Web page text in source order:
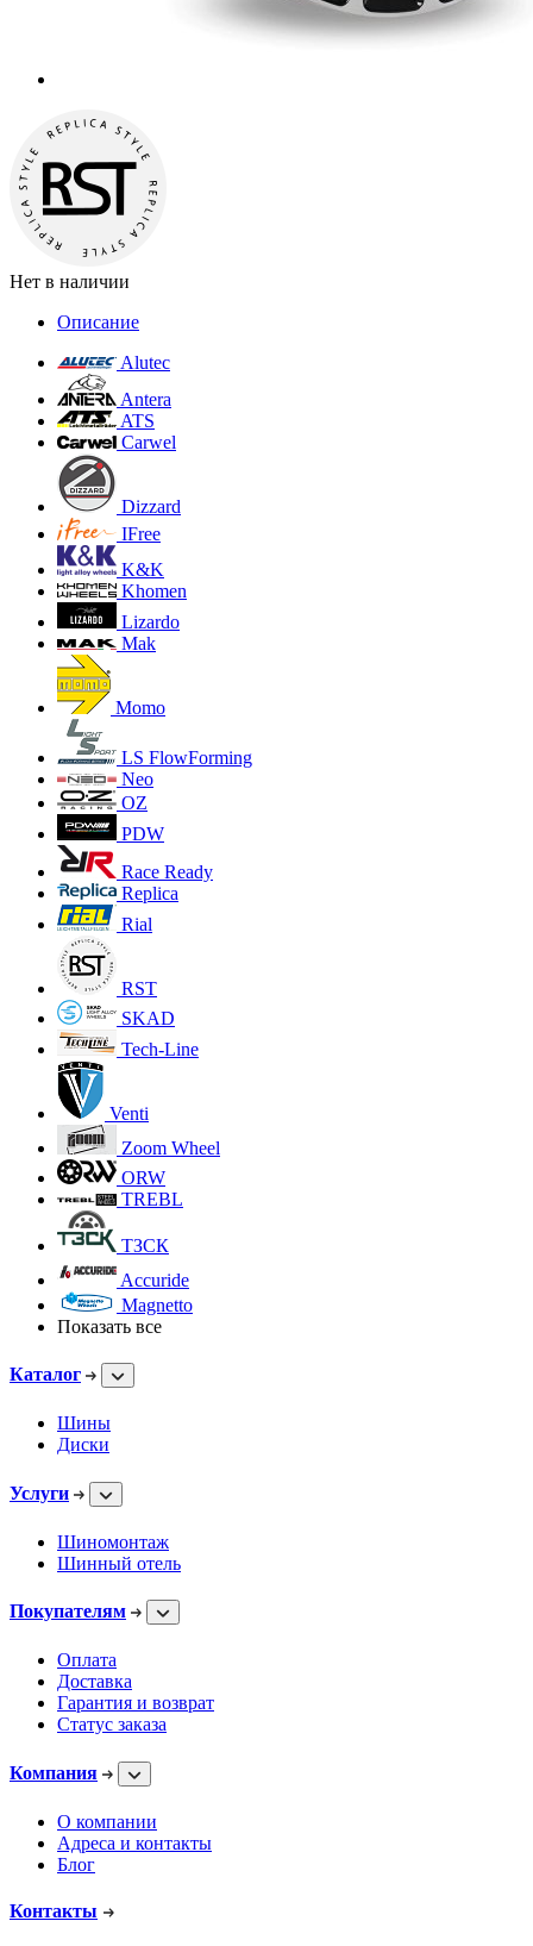
Нет в наличии
Описание
Alutec
Antera
ATS
Carwel
Dizzard
IFree
K&K
Khomen
Lizardo
Mak
Momo
LS FlowForming
Neo
OZ
PDW
Race Ready
Replica
Rial
RST
SKAD
Tech-Line
Venti
Zoom Wheel
ORW
TREBL
ТЗСК
Accuride
Magnetto
Показать все
Каталог
Шины
Диски
Услуги
Шиномонтаж
Шинный отель
Покупателям
Оплата
Доставка
Гарантия и возврат
Статус заказа
Компания
О компании
Адреса и контакты
Блог
Контакты